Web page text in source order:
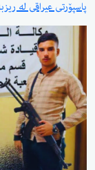
پاسپۆرتی عیراقی لە